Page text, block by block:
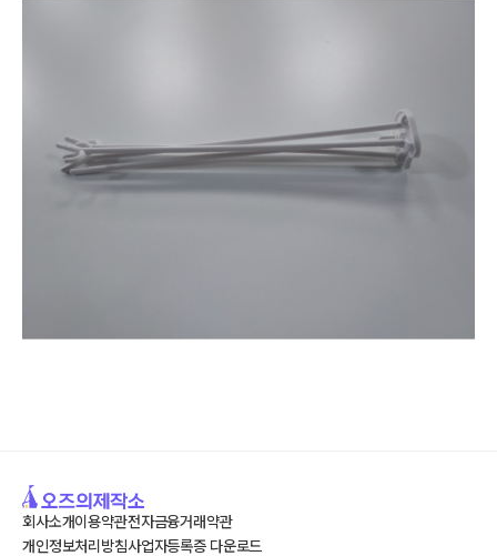
회사소개이용약관전자금융거래약관
개인정보처리방침사업자등록증 다운로드